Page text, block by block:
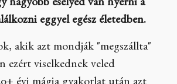
nagyobb esélyed van nyerni a
eggyel egész életedben.
akik azt mondják "megszállta"
ezért viselkednek veled